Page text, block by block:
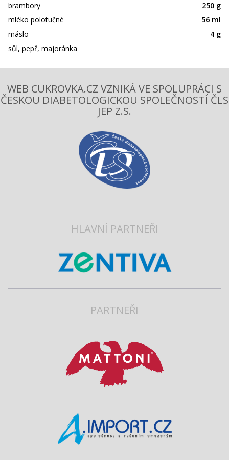
brambory
250 g
mléko polotučné
56 ml
máslo
4 g
sůl, pepř, majoránka
WEB CUKROVKA.CZ VZNIKÁ VE SPOLUPRÁCI S
ČESKOU DIABETOLOGICKOU SPOLEČNOSTÍ ČLS
JEP Z.S.
HLAVNÍ PARTNEŘI
PARTNEŘI